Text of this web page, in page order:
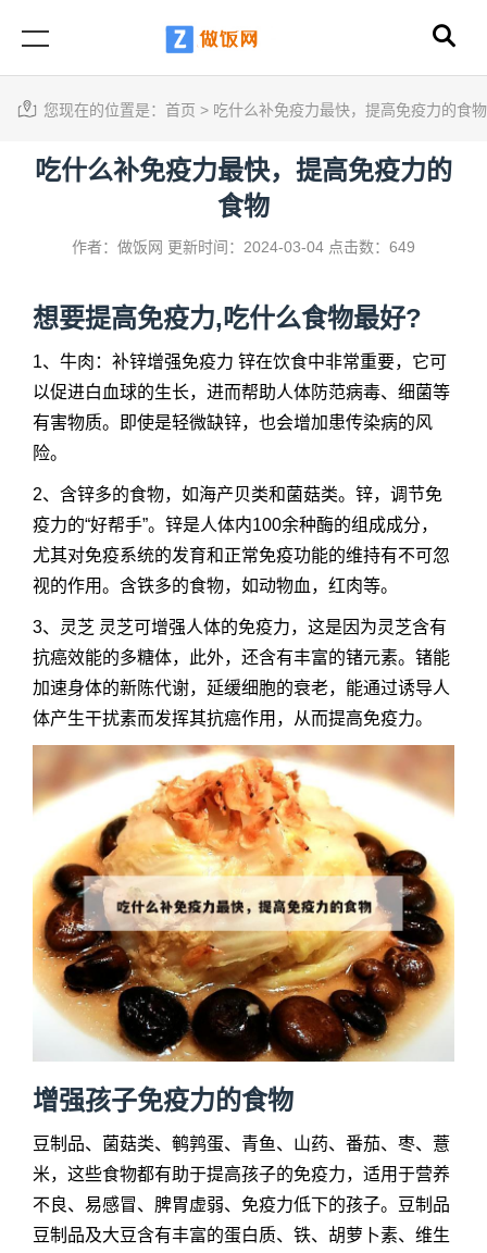
您现在的位置是： 首页 > 吃什么补免疫力最快，提高免疫力的食物
吃什么补免疫力最快，提高免疫力的
食物
作者：做饭网 更新时间：2024-03-04 点击数：649
想要提高免疫力,吃什么食物最好?
1、牛肉：补锌增强免疫力 锌在饮食中非常重要，它可
以促进白血球的生长，进而帮助人体防范病毒、细菌等
有害物质。即使是轻微缺锌，也会增加患传染病的风
险。
2、含锌多的食物，如海产贝类和菌菇类。锌，调节免
疫力的“好帮手”。锌是人体内100余种酶的组成成分，
尤其对免疫系统的发育和正常免疫功能的维持有不可忽
视的作用。含铁多的食物，如动物血，红肉等。
3、灵芝 灵芝可增强人体的免疫力，这是因为灵芝含有
抗癌效能的多糖体，此外，还含有丰富的锗元素。锗能
加速身体的新陈代谢，延缓细胞的衰老，能通过诱导人
体产生干扰素而发挥其抗癌作用，从而提高免疫力。
增强孩子免疫力的食物
豆制品、菌菇类、鹌鹑蛋、青鱼、山药、番茄、枣、薏
米，这些食物都有助于提高孩子的免疫力，适用于营养
不良、易感冒、脾胃虚弱、免疫力低下的孩子。豆制品
豆制品及大豆含有丰富的蛋白质、铁、胡萝卜素、维生